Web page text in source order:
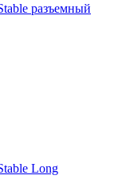
разъемный
Long